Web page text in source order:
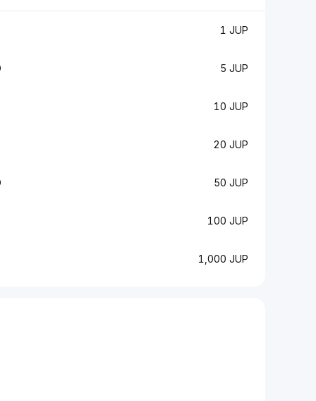
1 JUP
5 JUP
10 JUP
20 JUP
50 JUP
100 JUP
1,000 JUP